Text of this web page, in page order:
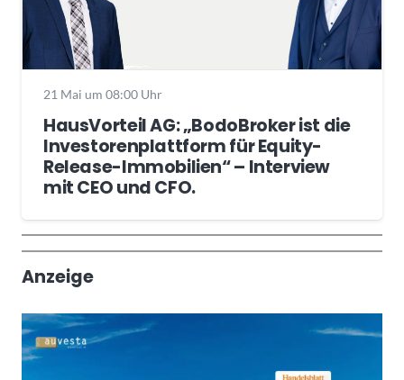
21 Mai um 08:00 Uhr
HausVorteil AG: „BodoBroker ist die
Investorenplattform für Equity-
Release-Immobilien“ – Interview
mit CEO und CFO.
Wochenrückblick
Trendthemen
Anzeige